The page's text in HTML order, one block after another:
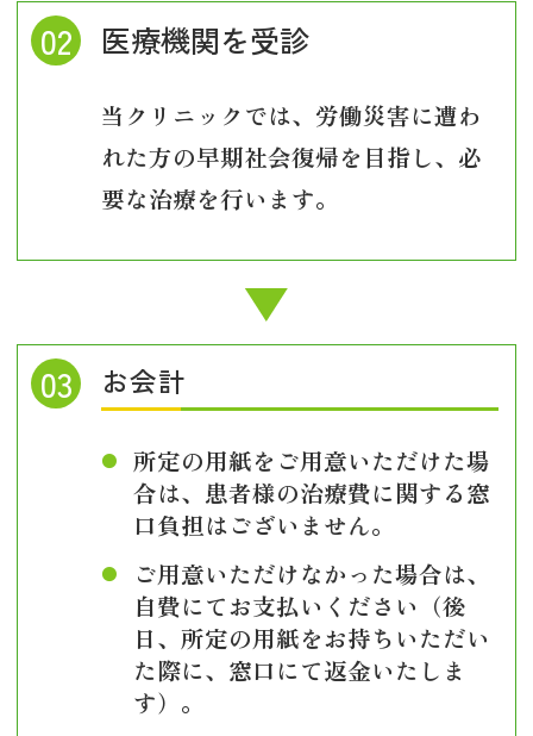
医療機関を受診
当クリニックでは、労働災害に遭わ
れた方の早期社会復帰を目指し、必
要な治療を行います。
お会計
所定の用紙をご用意いただけた場
合は、患者様の治療費に関する窓
口負担はございません。
ご用意いただけなかった場合は、
自費にてお支払いください（後
日、所定の用紙をお持ちいただい
た際に、窓口にて返金いたしま
す）。